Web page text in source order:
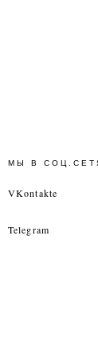
МЫ В
VKontakte
Telegram